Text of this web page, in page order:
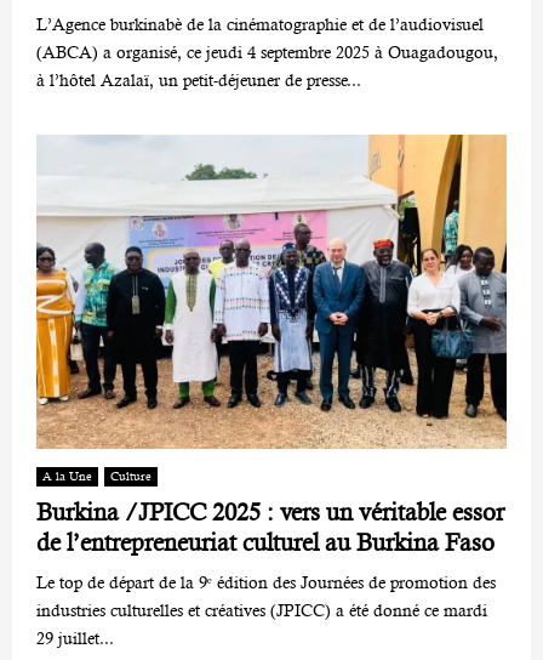
L’Agence burkinabè de la cinématographie et de l’audiovisuel
(ABCA) a organisé, ce jeudi 4 septembre 2025 à Ouagadougou,
à l’hôtel Azalaï, un petit-déjeuner de presse...
A la Une Culture
Burkina /JPICC 2025 : vers un véritable essor
de l’entrepreneuriat culturel au Burkina Faso
Le top de départ de la 9ᵉ édition des Journées de promotion des
industries culturelles et créatives (JPICC) a été donné ce mardi
29 juillet...